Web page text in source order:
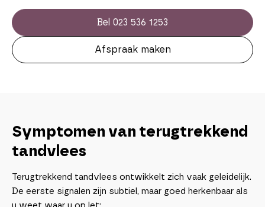
Bel 023 536 1253
Afspraak maken
Symptomen van terugtrekkend
tandvlees
Terugtrekkend tandvlees ontwikkelt zich vaak geleidelijk.
De eerste signalen zijn subtiel, maar goed herkenbaar als